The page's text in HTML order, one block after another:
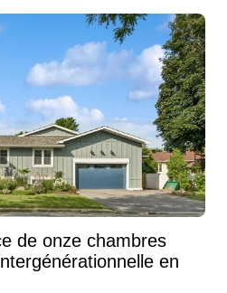
de onze chambres
en